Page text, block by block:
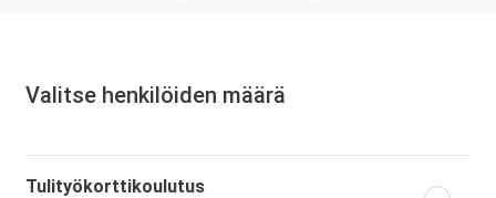
Valitse henkilöiden määrä
Tulityökorttikoulutus